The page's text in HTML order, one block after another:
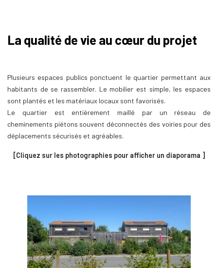
La qualité de vie au cœur du projet
Plusieurs espaces publics ponctuent le quartier permettant aux
habitants de se rassembler. Le mobilier est simple, les espaces
sont plantés et les matériaux locaux sont favorisés.
Le quartier est entièrement maillé par un réseau de
cheminements piétons souvent déconnectés des voiries pour des
déplacements sécurisés et agréables.
[Cliquez sur les photographies pour afficher un diaporama ]